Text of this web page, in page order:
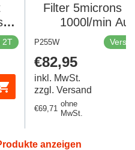
2T
Filter 5microns
1000l/min
(Geschlossen
Druck)
P255W
Regulärer
Preis
€82,95
inkl. MwSt.
zzgl. Versand
Regulärer
€69,71
ohne
MwSt.
anzeigen